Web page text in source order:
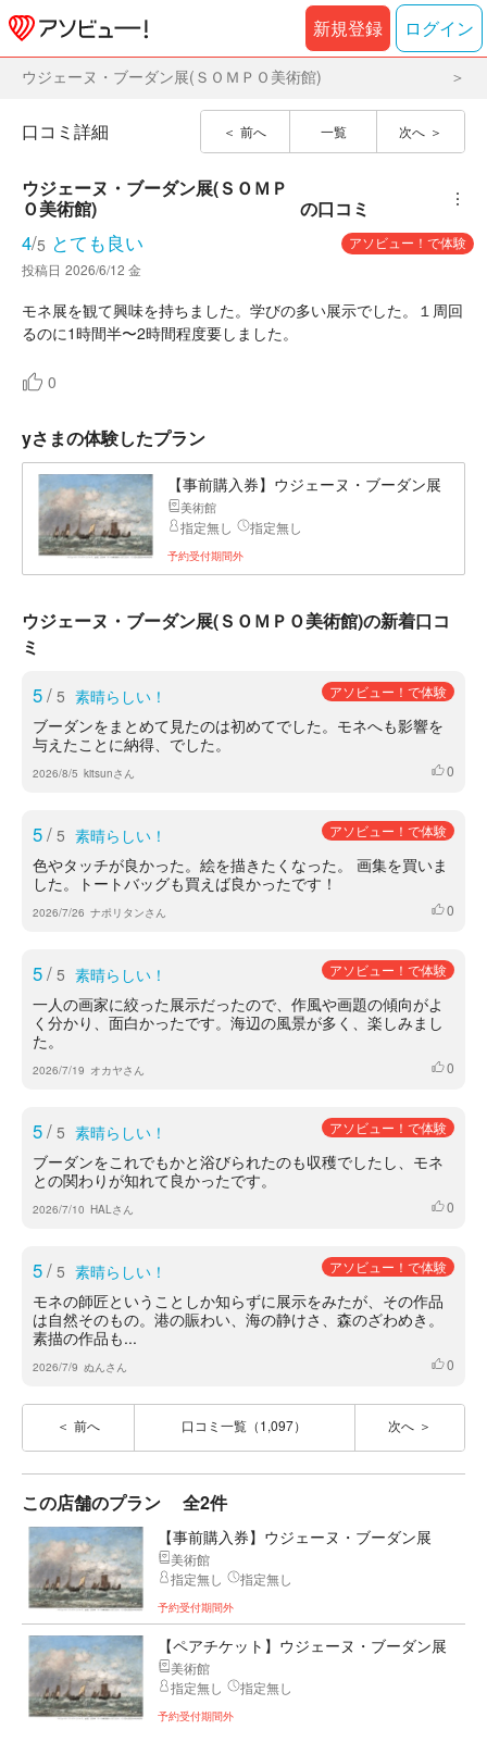
新規登録 ログイン
ウジェーヌ・ブーダン展(ＳＯＭＰＯ美術館)
前へ 一覧 次へ
口コミ詳細
ウジェーヌ・ブーダン展(ＳＯＭＰ
Ｏ美術館)
の口コミ ︙
4/5 とても良い
アソビュー！で体験
投稿日 2026/6/12 金
モネ展を観て興味を持ちました。学びの多い展示でした。１周回
るのに1時間半〜2時間程度要しました。
0
yさまの体験したプラン
【事前購入券】ウジェーヌ・ブーダン展
美術館
指定無し 指定無し
予約受付期間外
ウジェーヌ・ブーダン展(ＳＯＭＰＯ美術館)の新着口コ
ミ
5/ 5 素晴らしい！ アソビュー！で体験
ブーダンをまとめて見たのは初めてでした。モネへも影響を
与えたことに納得、でした。
2026/8/5 kitsunさん いいね
0
5/ 5 素晴らしい！ アソビュー！で体験
色やタッチが良かった。絵を描きたくなった。 画集を買いま
した。トートバッグも買えば良かったです！
2026/7/26 ナポリタンさん いいね
0
5/ 5 素晴らしい！ アソビュー！で体験
一人の画家に絞った展示だったので、作風や画題の傾向がよ
く分かり、面白かったです。海辺の風景が多く、楽しみまし
た。
2026/7/19 オカヤさん いいね
0
5/ 5 素晴らしい！ アソビュー！で体験
ブーダンをこれでもかと浴びられたのも収穫でしたし、モネ
との関わりが知れて良かったです。
2026/7/10 HALさん いいね
0
5/ 5 素晴らしい！ アソビュー！で体験
モネの師匠ということしか知らずに展示をみたが、その作品
は自然そのもの。港の賑わい、海の静けさ、森のざわめき。
素描の作品も...
2026/7/9 ぬんさん いいね
0
前へ 口コミ一覧（1,097） 次へ
この店舗のプラン 全2件
【事前購入券】ウジェーヌ・ブーダン展
美術館
指定無し
指定無し
予約受付期間外
【ペアチケット】ウジェーヌ・ブーダン展
美術館
指定無し
指定無し
予約受付期間外